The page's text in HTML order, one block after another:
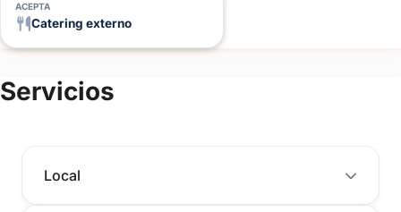
ACEPTA
Catering externo
Servicios
Local